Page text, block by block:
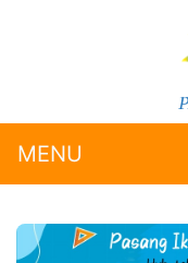
MENU